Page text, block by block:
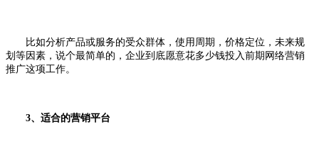
比如分析产品或服务的受众群体，使用周期，价格定位，未来规
划等因素，说个最简单的，企业到底愿意花多少钱投入前期网络营销
推广这项工作。
3、适合的营销平台